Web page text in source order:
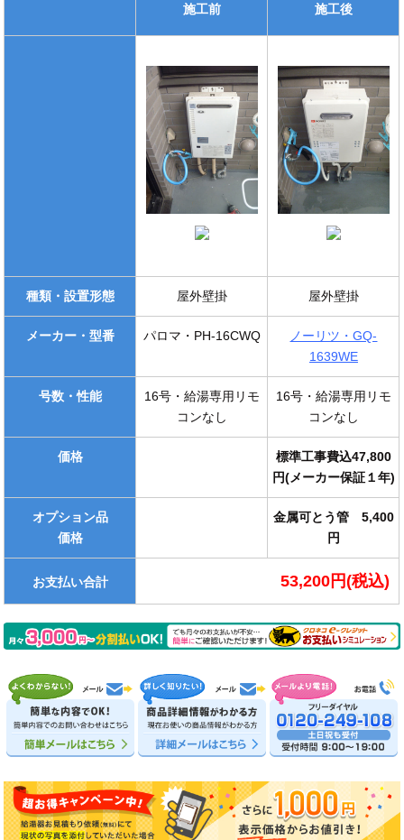
施工前 施工後
種類・設置形態 屋外壁掛 屋外壁掛
メーカー・型番 パロマ・PH-16CWQ
ノーリツ・GQ-
1639WE
号数・性能
16号・給湯専用リモ
コンなし
16号・給湯専用リモ
コンなし
価格
標準工事費込47,800
円(メーカー保証１年)
オプション品
価格
金属可とう管 5,400
円
お支払い合計 53,200円(税込)